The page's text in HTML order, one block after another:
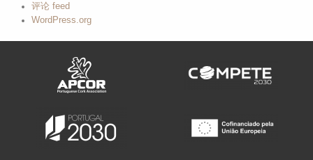
评论 feed
WordPress.org